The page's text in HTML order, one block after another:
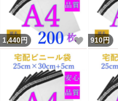
1,440円 いいね！
910円